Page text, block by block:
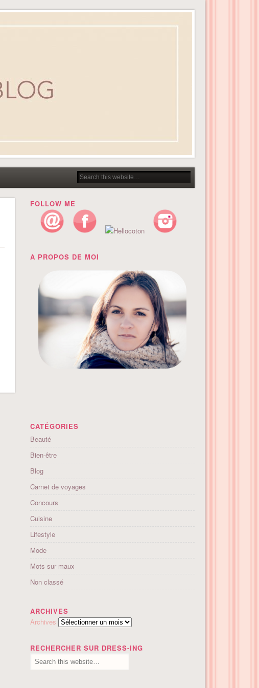
FOLLOW ME
A PROPOS DE MOI
CATÉGORIES
Beauté
Bien-être
Blog
Carnet de voyages
Concours
Cuisine
Lifestyle
Mode
Mots sur maux
Non classé
ARCHIVES
Archives
RECHERCHER SUR DRESS-ING